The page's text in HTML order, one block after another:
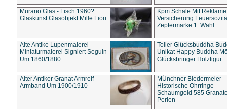
Murano Glas - Fisch 1960?
Glaskunst Glasobjekt Mille Fiori
Kpm Schale Mit Reklame
Versicherung
Zeptermarke 1. Wahl
Alte Antike Lupenmalerei
Miniaturmalerei Signiert Seguin
Um 1860/1880
Toller Glücksbuddha
Unikat Happy Buddha
Glücksbringer Holzfigur
Alter Antiker Granat Armreif
Armband Um 1900/1910
MÜnchner Biedermeier
Historische Ohrringe
Schaumgold 585
Perlen